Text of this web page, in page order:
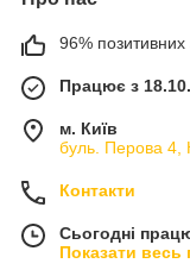
96% позитивних
Працює з
м. Київ
буль. Перова 4,
Контакти
Сьогодні
Показати весь